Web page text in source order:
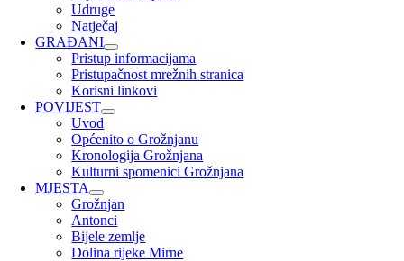
Udruge
Natječaj
GRAĐANI
Pristup informacijama
Pristupačnost mrežnih stranica
Korisni linkovi
POVIJEST
Uvod
Općenito o Grožnjanu
Kronologija Grožnjana
Kulturni spomenici Grožnjana
MJESTA
Grožnjan
Antonci
Bijele zemlje
Dolina rijeke Mirne